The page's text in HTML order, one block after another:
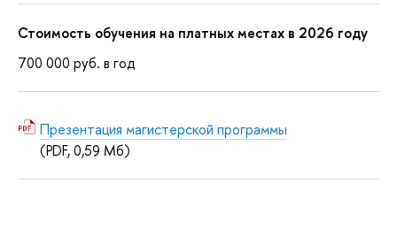
Стоимость обучения на платных местах в 2026 году
700 000 руб. в год
Презентация магистерской программы
(PDF, 0,59 Мб)